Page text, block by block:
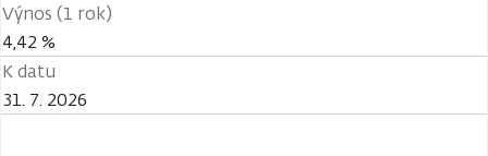
Výnos (1 rok)
4,42 %
K datu
31. 7. 2026